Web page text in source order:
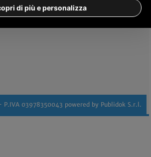
P.IVA 03978350043 powered by Publidok S.r.l.
di più e personalizza